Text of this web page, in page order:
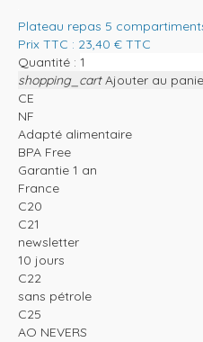
Plateau repas 5
Prix TTC : 23,40 € TTC
Quantité :
shopping_cart Ajouter au
CE
NF
Adapté alimentaire
BPA Free
Garantie 1 an
France
C20
C21
newsletter
10 jours
C22
sans pétrole
C25
AO NEVERS